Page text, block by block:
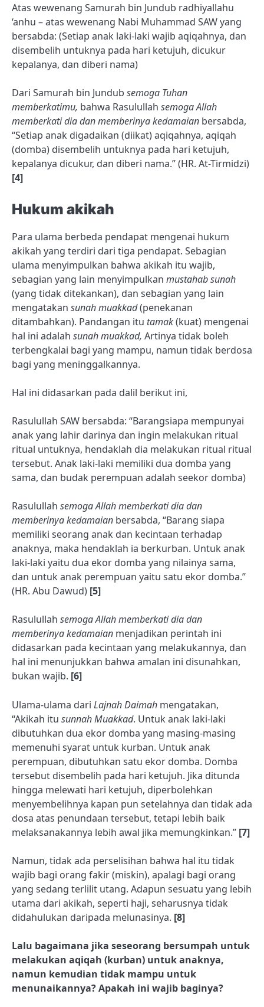
Atas wewenang Samurah bin Jundub radhiyallahu
‘anhu – atas wewenang Nabi Muhammad SAW yang
bersabda: (Setiap anak laki-laki wajib aqiqahnya, dan
disembelih untuknya pada hari ketujuh, dicukur
kepalanya, dan diberi nama)
Dari Samurah bin Jundub semoga Tuhan
memberkatimu, bahwa Rasulullah semoga Allah
memberkati dia dan memberinya kedamaian bersabda,
“Setiap anak digadaikan (diikat) aqiqahnya, aqiqah
(domba) disembelih untuknya pada hari ketujuh,
kepalanya dicukur, dan diberi nama.” (HR. At-Tirmidzi)
[4]
Hukum akikah
Para ulama berbeda pendapat mengenai hukum
akikah yang terdiri dari tiga pendapat. Sebagian
ulama menyimpulkan bahwa akikah itu wajib,
sebagian yang lain menyimpulkan mustahab sunah
(yang tidak ditekankan), dan sebagian yang lain
mengatakan sunah muakkad(penekanan
ditambahkan). Pandangan itu tamak(kuat) mengenai
hal ini adalah sunah muakkad, Artinya tidak boleh
terbengkalai bagi yang mampu, namun tidak berdosa
bagi yang meninggalkannya.
Hal ini didasarkan pada dalil berikut ini,
Rasulullah SAW bersabda: “Barangsiapa mempunyai
anak yang lahir darinya dan ingin melakukan ritual
ritual untuknya, hendaklah dia melakukan ritual ritual
tersebut. Anak laki-laki memiliki dua domba yang
sama, dan budak perempuan adalah seekor domba)
Rasulullah semoga Allah memberkati dia dan
memberinya kedamaian bersabda, “Barang siapa
memiliki seorang anak dan kecintaan terhadap
anaknya, maka hendaklah ia berkurban. Untuk anak
laki-laki yaitu dua ekor domba yang nilainya sama,
dan untuk anak perempuan yaitu satu ekor domba.”
(HR. Abu Dawud) [5]
Rasulullah semoga Allah memberkati dia dan
memberinya kedamaian menjadikan perintah ini
didasarkan pada kecintaan yang melakukannya, dan
hal ini menunjukkan bahwa amalan ini disunahkan,
bukan wajib. [6]
Ulama-ulama dari Lajnah Daimah mengatakan,
“Akikah itu sunnahMuakkad. Untuk anak laki-laki
dibutuhkan dua ekor domba yang masing-masing
memenuhi syarat untuk kurban. Untuk anak
perempuan, dibutuhkan satu ekor domba. Domba
tersebut disembelih pada hari ketujuh. Jika ditunda
hingga melewati hari ketujuh, diperbolehkan
menyembelihnya kapan pun setelahnya dan tidak ada
dosa atas penundaan tersebut, tetapi lebih baik
melaksanakannya lebih awal jika memungkinkan.” [7]
Namun, tidak ada perselisihan bahwa hal itu tidak
wajib bagi orang fakir (miskin), apalagi bagi orang
yang sedang terlilit utang. Adapun sesuatu yang lebih
utama dari akikah, seperti haji, seharusnya tidak
didahulukan daripada melunasinya. [8]
Lalu bagaimana jika seseorang bersumpah untuk
melakukan aqiqah (kurban) untuk anaknya,
namun kemudian tidak mampu untuk
menunaikannya? Apakah ini wajib baginya?